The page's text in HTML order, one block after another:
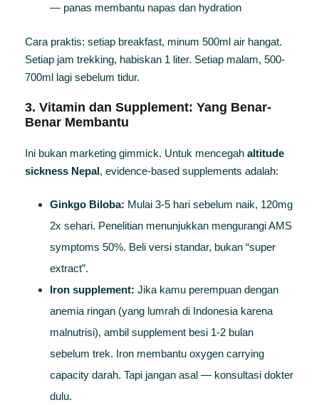
— panas membantu napas dan hydration
Cara praktis: setiap breakfast, minum 500ml air hangat.
Setiap jam trekking, habiskan 1 liter. Setiap malam, 500-
700ml lagi sebelum tidur.
3. Vitamin dan Supplement: Yang Benar-
Benar Membantu
Ini bukan marketing gimmick. Untuk mencegah altitude
sickness Nepal, evidence-based supplements adalah:
Ginkgo Biloba: Mulai 3-5 hari sebelum naik, 120mg
2x sehari. Penelitian menunjukkan mengurangi AMS
symptoms 50%. Beli versi standar, bukan “super
extract”.
Iron supplement: Jika kamu perempuan dengan
anemia ringan (yang lumrah di Indonesia karena
malnutrisi), ambil supplement besi 1-2 bulan
sebelum trek. Iron membantu oxygen carrying
capacity darah. Tapi jangan asal — konsultasi dokter
dulu.